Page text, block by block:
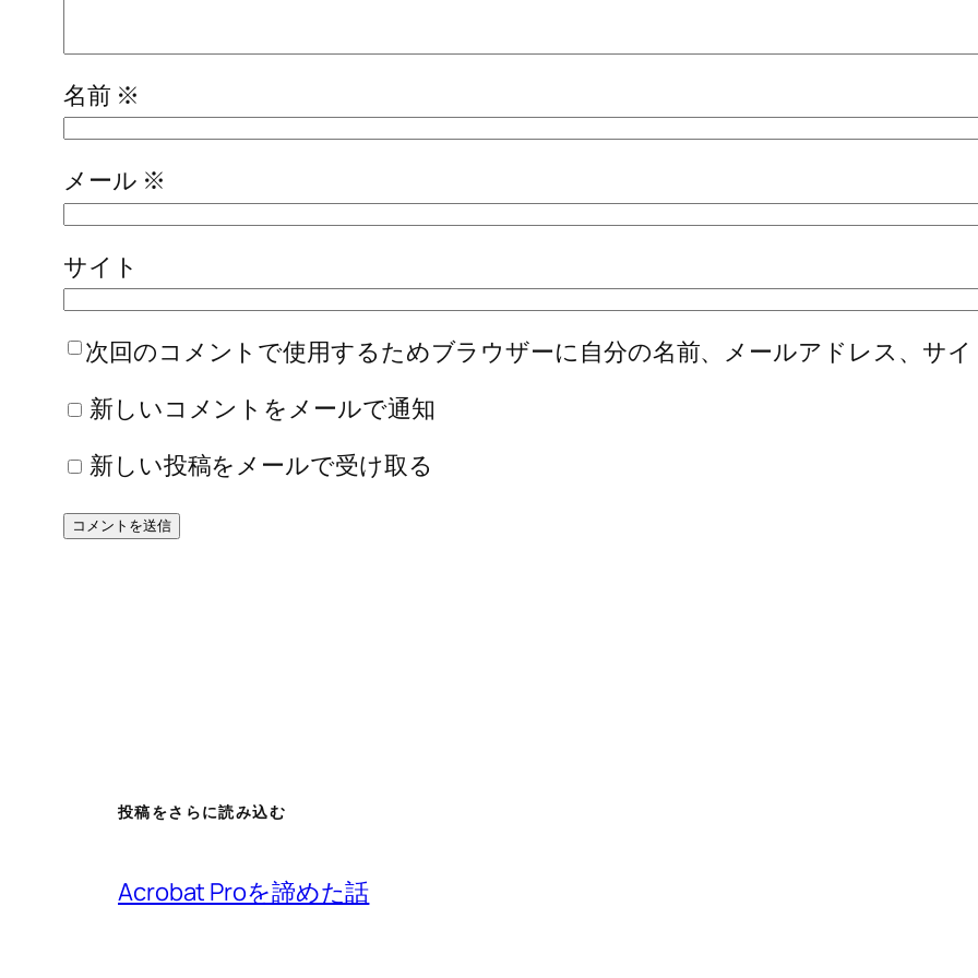
名前 ※
メール ※
サイト
次回のコメントで使用するためブラウザーに自分の名前、メールアドレス、サイ
新しいコメントをメールで通知
新しい投稿をメールで受け取る
投稿をさらに読み込む
Acrobat Proを諦めた話